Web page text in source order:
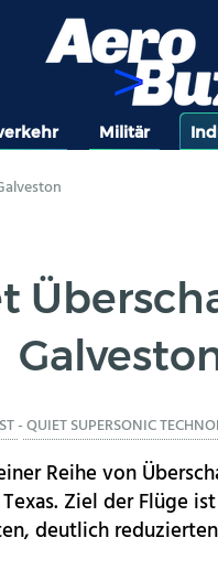
Militär
-QUIET SUPERSONIC
Reihe von
Ziel der Flüge
deutlich